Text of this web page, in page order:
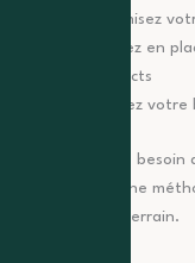
Optimisez
Mettez en
contacts
Ajustez
Vous n’avez pas
avez besoin d’une
connaissent le terrain.